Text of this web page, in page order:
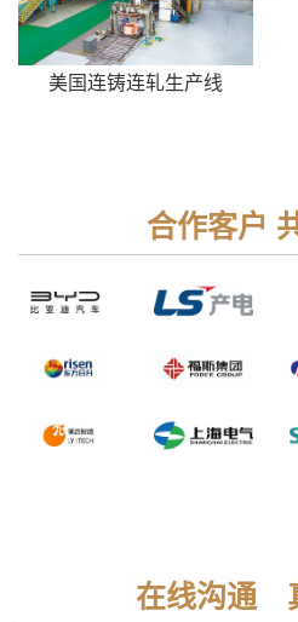
美国连铸连轧生产线
合作客户
在线沟通